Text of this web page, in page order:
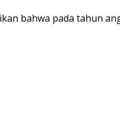
bahwa pada tahun